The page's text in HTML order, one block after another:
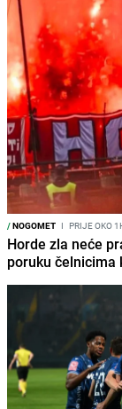
/NOGOMET I PRIJE OKO
Horde zla neće
poruku čelnicima